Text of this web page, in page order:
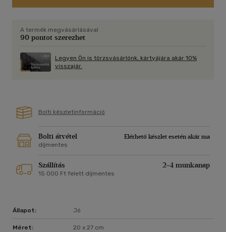
A termék megvásárlásával
90 pontot szerezhet
Legyen Ön is törzsvásárlónk, kártyájára akár 10%
visszajár.
Bolti készletinformáció
Bolti átvétel
Elérhető készlet esetén akár ma
díjmentes
Szállítás 2-4 munkanap
15 000 Ft felett díjmentes
Állapot: Jó
Méret: 20 x 27 cm